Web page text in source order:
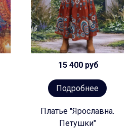
15 400 руб
Подробнее
Платье "Ярославна.
Петушки"